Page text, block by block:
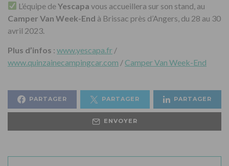
L’équipe deYescapa vous accueillera sur son stand, au
Camper Van Week-End à Brissac près d’Angers, du 28 au 30
avril 2023.
Plus d’infos : www.yescapa.fr /
www.quinzainecampingcar.com / Camper Van Week-End
PARTAGER PARTAGER PARTAGER
ENVOYER